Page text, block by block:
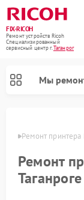
FIX-RICOH
Ремонт устройств Ricoh
Специализированный
cервисный центр г.Таганрог
Мы
Ремонт принтера
Ремонт
Таганроге